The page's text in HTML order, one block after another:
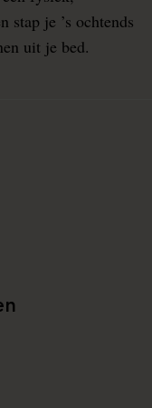
stap je ’s ochtends
uit je bed.